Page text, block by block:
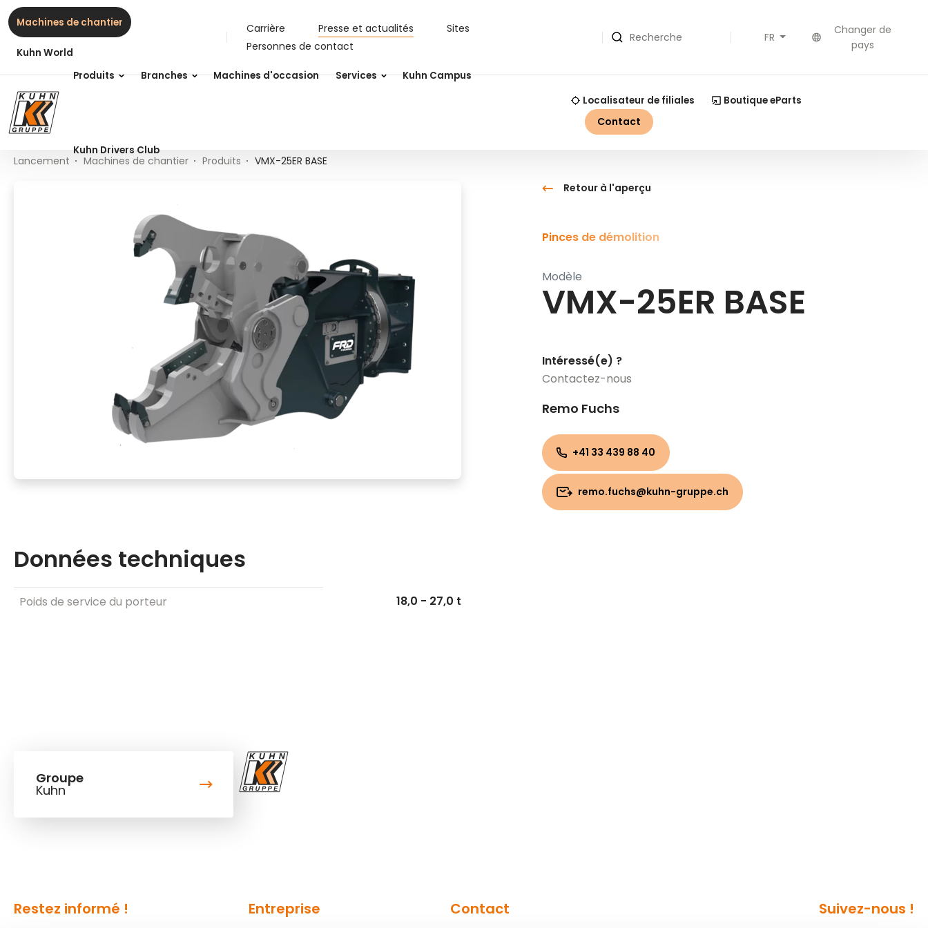
Contenu
Table des matières
Navigation principale
Table Of Content
VMX-25ER BASE
Machines de chantier
Kuhn World
Carrière Presse et actualités
Sites
Personnes de contact
Recherche FR
Changer de
pays
Produits Branches Machines d'occasion Services Kuhn Campus
Kuhn Drivers Club
Localisateur de filiales Boutique eParts
Contact
Lancement Machines de chantier Produits VMX-25ER BASE
Données techniques
Poids de service du porteur 18,0 - 27,0 t
Retour à l'aperçu
Pinces de démolition
Modèle
VMX-25ER BASE
Intéressé(e) ?
Contactez-nous
Remo Fuchs
+41 33 439 88 40
remo.fuchs@kuhn-gruppe.ch
Groupe
Kuhn
Restez informé ! Entreprise Contact Suivez-nous !